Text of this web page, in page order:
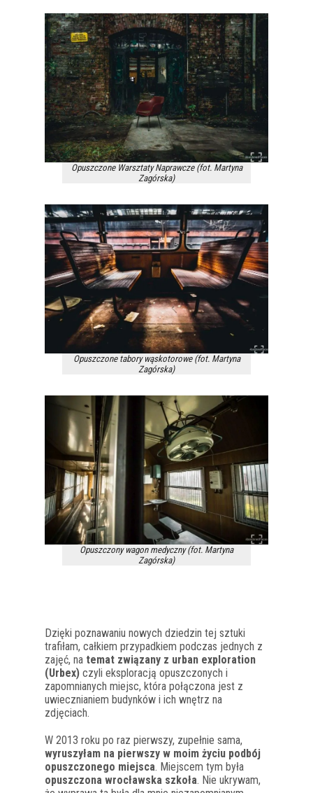
Opuszczone Warsztaty Naprawcze (fot. Martyna
Zagórska)
Opuszczone tabory wąskotorowe (fot. Martyna
Zagórska)
Opuszczony wagon medyczny (fot. Martyna
Zagórska)
Dzięki poznawaniu nowych dziedzin tej sztuki
trafiłam, całkiem przypadkiem podczas jednych z
zajęć, na temat związany z urban exploration
(Urbex) czyli eksploracją opuszczonych i
zapomnianych miejsc, która połączona jest z
uwiecznianiem budynków i ich wnętrz na
zdjęciach.
W 2013 roku po raz pierwszy, zupełnie sama,
wyruszyłam na pierwszy w moim życiu podbój
opuszczonego miejsca. Miejscem tym była
opuszczona wrocławska szkoła. Nie ukrywam,